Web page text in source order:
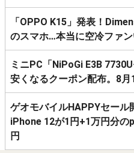
「OPPO K15」発表！
のスマホ…本当に空冷ファン
ミニPC「NiPoGi E3B
安くなるクーポン配布。8月
ゲオモバイルHAPPYセール
iPhone 12が1円+1万円分の
円